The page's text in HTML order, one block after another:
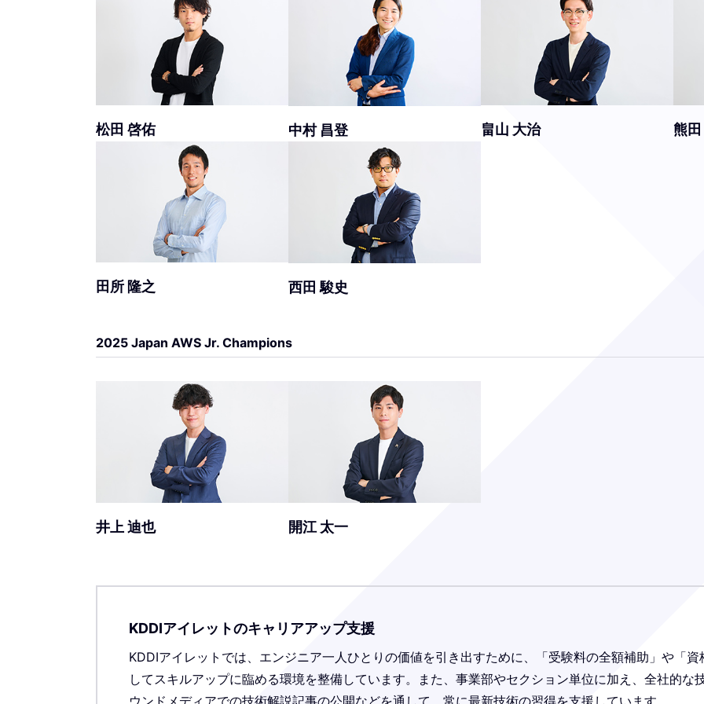
松田 啓佑 中村 昌登 畠山 大治 熊
田所 隆之 西田 駿史
2025 Japan AWS Jr. Champions
井上 迪也 開江 太一
KDDIアイレットのキャリアアップ支援
KDDIアイレットでは、エンジニア一人ひとりの価値を引き出すために、「受験料の全額補助」や「
してスキルアップに臨める環境を整備しています。また、事業部やセクション単位に加え、全社的な
ウンドメディアでの技術解説記事の公開などを通して、常に最新技術の習得を支援しています。